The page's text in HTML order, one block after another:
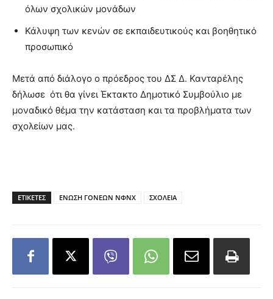
όλων σχολικών μονάδων
Κάλυψη των κενών σε εκπαιδευτικούς και βοηθητικό
προσωπικό
Μετά από διάλογο ο πρόεδρος του ΔΣ Δ. Κανταρέλης
δήλωσε ότι θα γίνει Έκτακτο Δημοτικό Συμβούλιο με
μοναδικό θέμα την κατάσταση και τα προβλήματα των
σχολείων μας.
ΕΤΙΚΕΤΕΣ ΕΝΩΣΗ ΓΟΝΕΩΝ ΝΦΝΧ ΣΧΟΛΕΙΑ